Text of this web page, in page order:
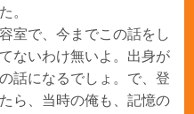
。
室で、今までこの話をし
ないわけ無いよ。出身が
話になるでしょ。で、登
ら、当時の俺も、記憶の